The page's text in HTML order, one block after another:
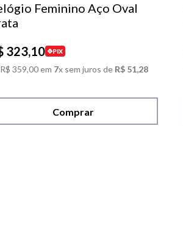
Feminino Aço Oval
323,10 PIX
R$ 359,00em 7x sem juros de R$ 51,28
Comprar